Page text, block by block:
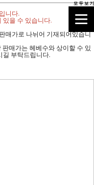
니다.
을 수 있습니다.
매가로 나뉘어 기재되어있습니
매가는 헤베수와 상이할 수 있
길 부탁드립니다.
모 두 보 기